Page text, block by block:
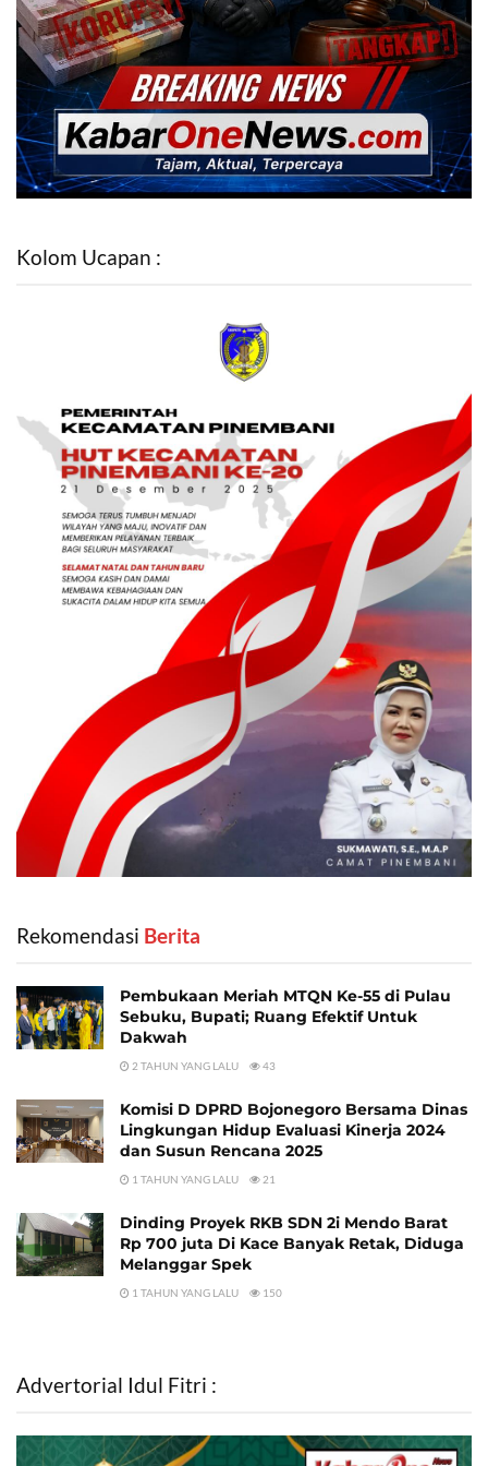
Kolom Ucapan :
Rekomendasi ‎ Berita
Pembukaan Meriah MTQN Ke-55 di Pulau
Sebuku, Bupati; Ruang Efektif Untuk
Dakwah
2 TAHUN YANG LALU 43
Komisi D DPRD Bojonegoro Bersama Dinas
Lingkungan Hidup Evaluasi Kinerja 2024
dan Susun Rencana 2025
1 TAHUN YANG LALU 21
Dinding Proyek RKB SDN 2i Mendo Barat
Rp 700 juta Di Kace Banyak Retak, Diduga
Melanggar Spek
1 TAHUN YANG LALU 150
Advertorial Idul Fitri :